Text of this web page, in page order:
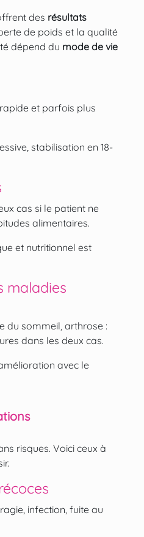
des résultats
de poids et la qualité
dépend du mode de vie
et parfois plus
stabilisation en 18-
cas si le patient ne
alimentaires.
et nutritionnel est
maladies
du sommeil, arthrose :
dans les deux cas.
avec le
risques. Voici ceux à
infection, fuite au